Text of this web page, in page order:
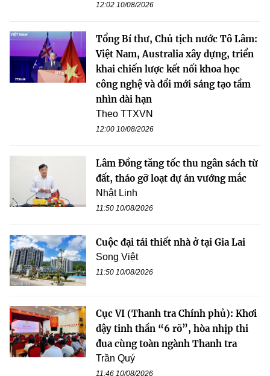
12:02 10/08/2026
Tổng Bí thư, Chủ tịch nước Tô Lâm:
Việt Nam, Australia xây dựng, triển
khai chiến lược kết nối khoa học
công nghệ và đổi mới sáng tạo tầm
nhìn dài hạn
Theo TTXVN
12:00 10/08/2026
Lâm Đồng tăng tốc thu ngân sách từ
đất, tháo gỡ loạt dự án vướng mắc
Nhật Linh
11:50 10/08/2026
Cuộc đại tái thiết nhà ở tại Gia Lai
Song Việt
11:50 10/08/2026
Cục VI (Thanh tra Chính phủ): Khơi
dậy tinh thần “6 rõ”, hòa nhịp thi
đua cùng toàn ngành Thanh tra
Trần Quý
11:46 10/08/2026